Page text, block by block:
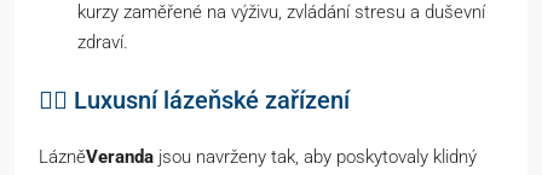
kurzy zaměřené na výživu, zvládání stresu a duševní
zdraví.
💆‍♂️ Luxusní lázeňské zařízení
LázněVeranda jsou navrženy tak, aby poskytovaly klidný